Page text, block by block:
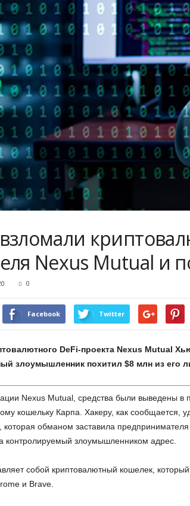
Nexus Mutual и
0
Facebook Twitter
DeFi-проекта Nexus Mutual
злоумышленник похитил $8 млн из его
Nexus Mutual, средства были выведены
кошельку Карпа. Хакеру, как сообщается,
обманом заставила
контролируемый злоумышленником адрес.
собой криптовалютный кошелек,
и Brave.